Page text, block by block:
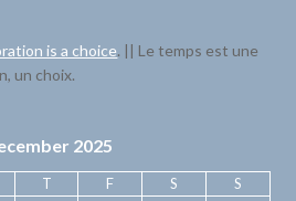
is a choice. || Le temps est une
un choix.
2025
T F S
S